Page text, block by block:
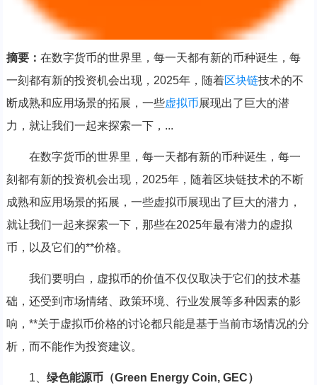
摘要： 在数字货币的世界里，每一天都有新的币种诞生，每
一刻都有新的投资机会出现，2025年，随着区块链技术的不
断成熟和应用场景的拓展，一些虚拟币展现出了巨大的潜
力，就让我们一起来探索一下，...
在数字货币的世界里，每一天都有新的币种诞生，每一
刻都有新的投资机会出现，2025年，随着区块链技术的不断
成熟和应用场景的拓展，一些虚拟币展现出了巨大的潜力，
就让我们一起来探索一下，那些在2025年最有潜力的虚拟
币，以及它们的**价格。
我们要明白，虚拟币的价值不仅仅取决于它们的技术基
础，还受到市场情绪、政策环境、行业发展等多种因素的影
响，**关于虚拟币价格的讨论都只能是基于当前市场情况的分
析，而不能作为投资建议。
1、 绿色能源币（Green Energy Coin, GEC）